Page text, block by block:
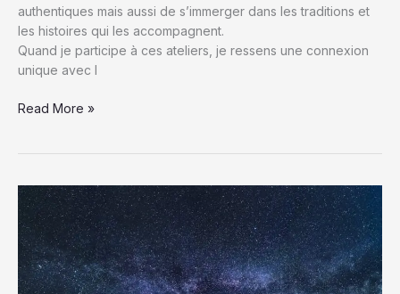
authentiques mais aussi de s’immerger dans les traditions et
les histoires qui les accompagnent.
Quand je participe à ces ateliers, je ressens une connexion
unique avec l
Ateliers
:
Une
Immersion
Gourmande
pour
Découvrir
Read More »